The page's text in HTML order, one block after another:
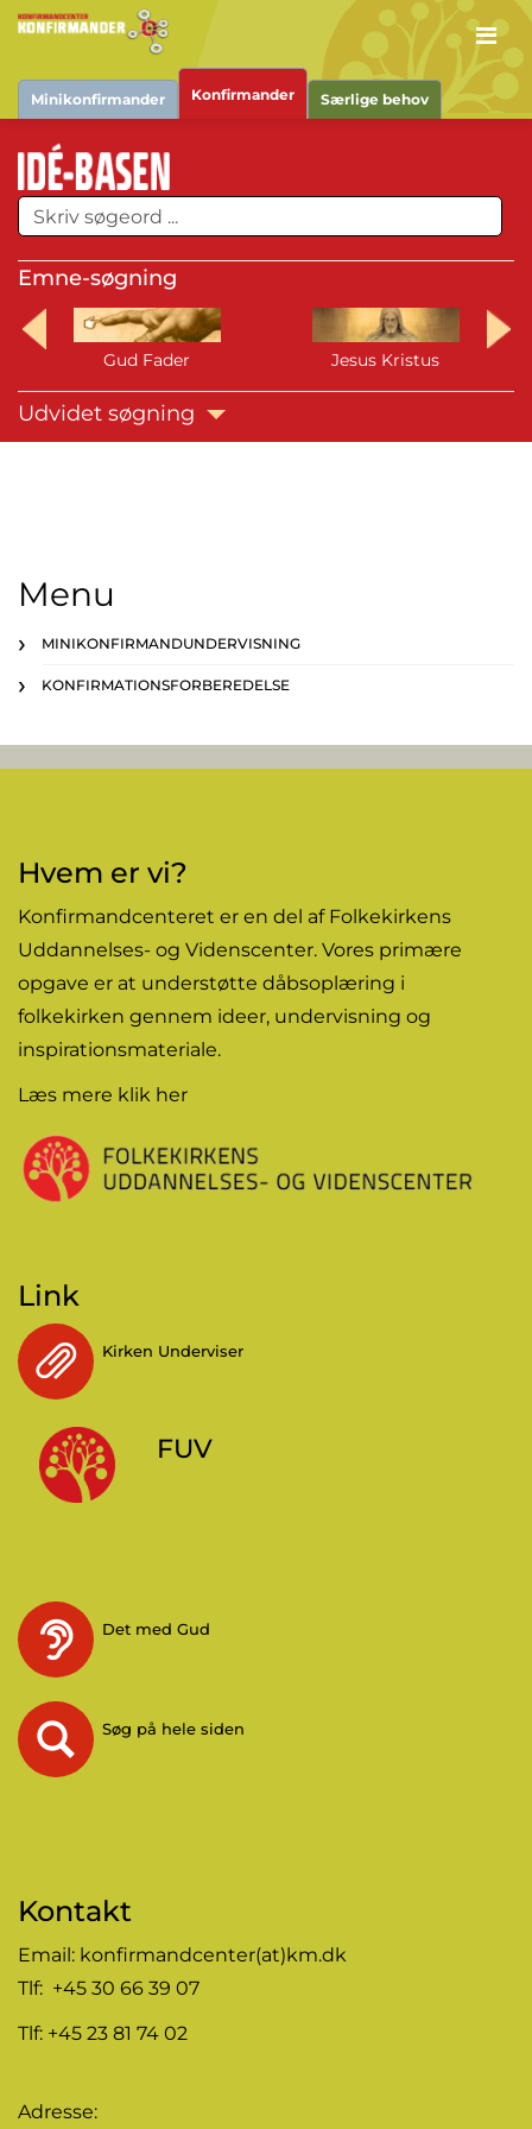
Minikonfirmander Konfirmander Særlige behov
Emne-søgning
Gud Fader Jesus Kristus
Udvidet søgning
Menu
MINIKONFIRMANDUNDERVISNING
KONFIRMATIONSFORBEREDELSE
Hvem er vi?
Konfirmandcenteret er en del af Folkekirkens
Uddannelses- og Videnscenter. Vores primære
opgave er at understøtte dåbsoplæring i
folkekirken gennem ideer, undervisning og
inspirationsmateriale.
Læs mere klik her
Link
Kirken Underviser
FUV
Det med Gud
Søg på hele siden
Kontakt
Email: konfirmandcenter(at)km.dk
Tlf: +45 30 66 39 07
Tlf: +45 23 81 74 02
Adresse: